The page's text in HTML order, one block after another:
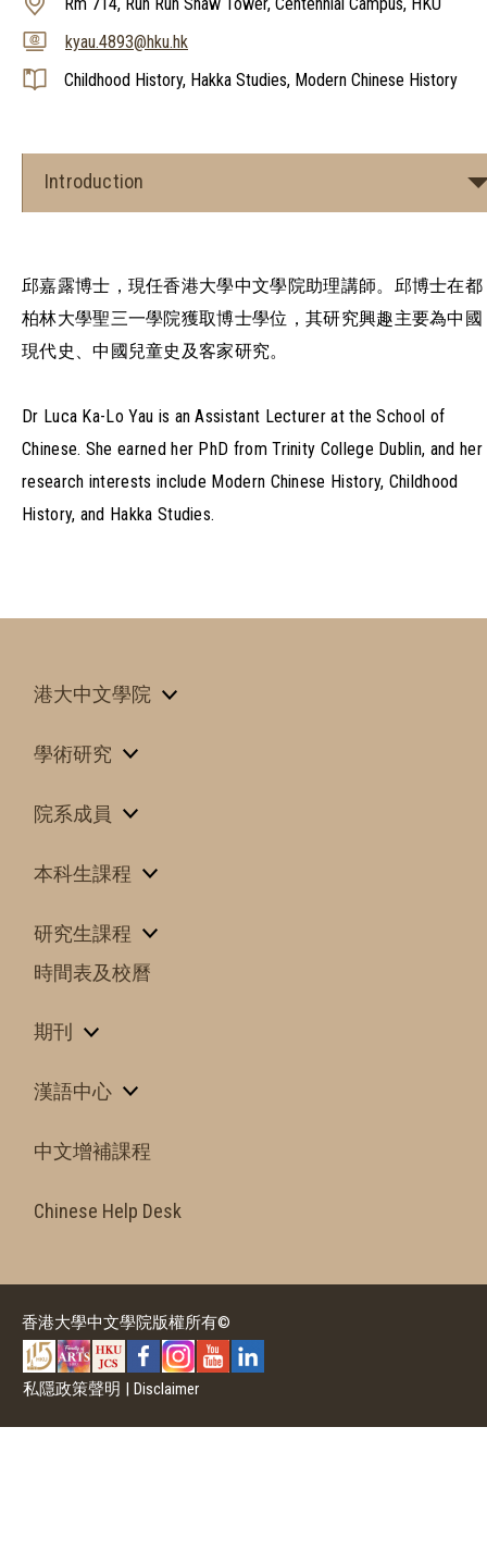
kyau.4893@hku.hk
Childhood History, Hakka Studies, Modern Chinese History
Introduction
邱嘉露博士，現任香港大學中文學院助理講師。邱博士在都
柏林大學聖三一學院獲取博士學位，其研究興趣主要為中國
現代史、中國兒童史及客家研究。
Dr Luca Ka-Lo Yau is an Assistant Lecturer at the School of
Chinese. She earned her PhD from Trinity College Dublin, and her
research interests include Modern Chinese History, Childhood
History, and Hakka Studies.
港大中文學院
學術研究
院系成員
本科生課程
研究生課程
時間表及校曆
期刊
漢語中心
中文增補課程
Chinese Help Desk
香港大學中文學院版權所有©
私隱政策聲明 | Disclaimer